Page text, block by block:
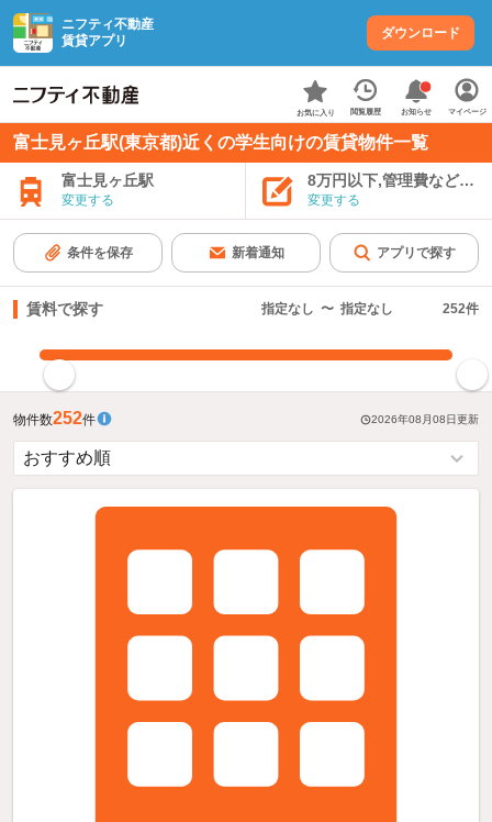
ニフティ不動産
賃貸アプリ
ダウンロード
お気に入り 閲覧履歴 お知らせ マイページ
富士見ヶ丘駅(東京都)近くの学生向けの賃貸物件一覧
富士見ヶ丘駅
変更する
8万円以下,管理費など込み
変更する
条件を保存 新着通知 アプリで探す
賃料で探す 指定なし 〜 指定なし 252件
物件数252件 2026年08月08日更新